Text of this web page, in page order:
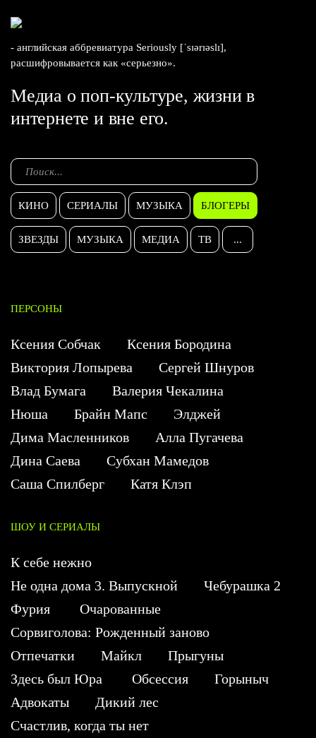
- английская аббревиатура Seriously [ˈsɪərɪəslɪ],
расшифровывается как «серьезно».
Медиа о поп-культуре, жизни в
интернете и вне его.
КИНО СЕРИАЛЫ МУЗЫКА БЛОГЕРЫ
ЗВЕЗДЫ МУЗЫКА МЕДИА ТВ ...
ПЕРСОНЫ
Ксения Собчак
Ксения Бородина
Виктория Лопырева
Сергей Шнуров
Влад Бумага
Валерия Чекалина
Нюша
Брайн Мапс
Элджей
Дима Масленников
Алла Пугачева
Дина Саева
Субхан Мамедов
Саша Спилберг
Катя Клэп
ШОУ И СЕРИАЛЫ
К себе нежно
Не одна дома 3. Выпускной
Чебурашка 2
Фурия
Очарованные
Сорвиголова: Рожденный заново
Отпечатки
Майкл
Прыгуны
Здесь был Юра
Обсессия
Горыныч
Адвокаты
Дикий лес
Счастлив, когда ты нет